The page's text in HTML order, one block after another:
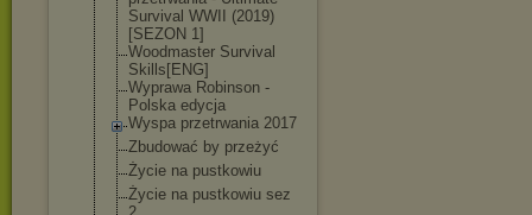
Survival WWII (2019)
[SEZON 1]
Woodmaster Survival
Skills[ENG]
Wyprawa Robinson -
Polska edycja
Wyspa przetrwania 2017
Zbudować by przeżyć
Życie na pustkowiu
Życie na pustkowiu sez